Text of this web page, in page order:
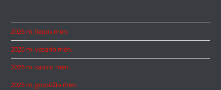
2026 m. liepos mėn.
2026 m. vasario mėn.
2026 m. sausio mėn.
2025 m. gruodžio mėn.